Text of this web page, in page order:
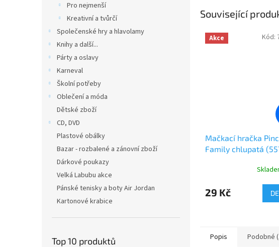
Pro nejmenší
Kreativní a tvůrčí
Společenské hry a hlavolamy
Knihy a další...
Párty a oslavy
Karneval
Školní potřeby
Oblečení a móda
Dětské zboží
CD, DVD
Plastové obálky
Bazar - rozbalené a zánovní zboží
Dárkové poukazy
Velká Labubu akce
Pánské tenisky a boty Air Jordan
Kartonové krabice
Top 10 produktů
Související
Akce
Mačkací hračka
Family chlupatá
29 Kč
Kód:
Popis Podobné